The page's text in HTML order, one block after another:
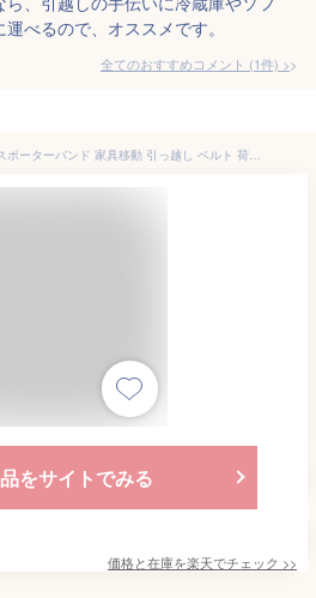
べるので、オススメです。
全てのおすすめコメント (1件) >
重い荷物も楽々♪ トランスポーターバンド 家具移動 引っ越し ベルト 荷物運び[ゆうパケット発送、送料無料、代引不可]
をサイトでみる
価格と在庫を楽天でチェック >>